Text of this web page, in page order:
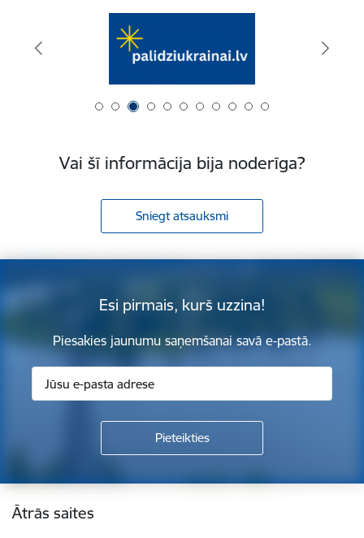
Vai šī informācija bija noderīga?
Sniegt atsauksmi
Esi pirmais, kurš uzzina!
Piesakies jaunumu saņemšanai savā e-pastā.
Kājene
Ātrās saites